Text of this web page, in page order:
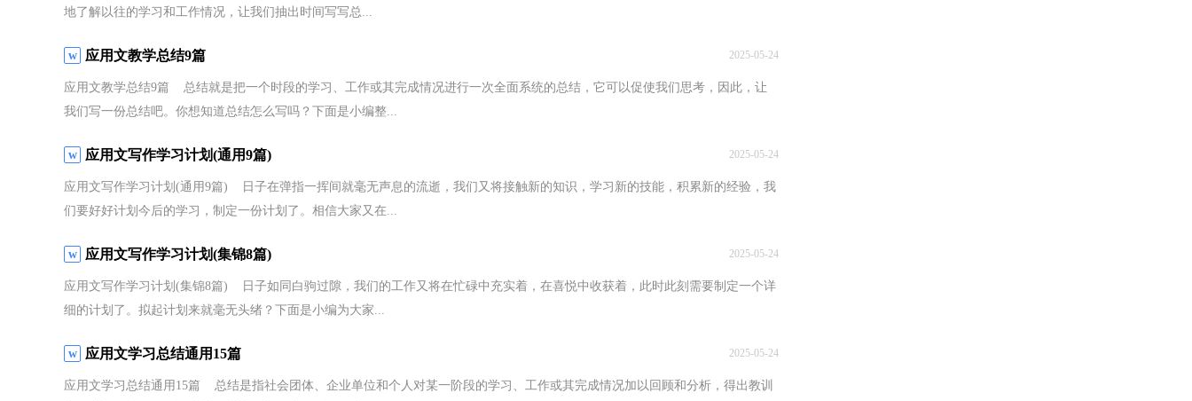
地了解以往的学习和工作情况，让我们抽出时间写写总...
应用文教学总结9篇
应用文教学总结9篇 总结就是把一个时段的学习、工作或其完成情况进行一次全面系统的总结，它可以促使我们思考，因此，让
我们写一份总结吧。你想知道总结怎么写吗？下面是小编整...
2025-05-24
应用文写作学习计划(通用9篇)
应用文写作学习计划(通用9篇) 日子在弹指一挥间就毫无声息的流逝，我们又将接触新的知识，学习新的技能，积累新的经验，我
们要好好计划今后的学习，制定一份计划了。相信大家又在...
2025-05-24
应用文写作学习计划(集锦8篇)
应用文写作学习计划(集锦8篇) 日子如同白驹过隙，我们的工作又将在忙碌中充实着，在喜悦中收获着，此时此刻需要制定一个详
细的计划了。拟起计划来就毫无头绪？下面是小编为大家...
2025-05-24
应用文学习总结通用15篇
应用文学习总结通用15篇 总结是指社会团体、企业单位和个人对某一阶段的学习、工作或其完成情况加以回顾和分析，得出教训
2025-05-24